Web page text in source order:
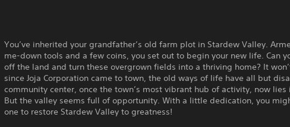
You’ve inherited your grandfather’s old farm plot in Stardew Valley.
me-down tools and a few coins, you set out to begin your new life. Can
off the land and turn these overgrown fields into a thriving home? It
since Joja Corporation came to town, the old ways of life have all but
community center, once the town’s most vibrant hub of activity, now lies
But the valley seems full of opportunity. With a little dedication, you
one to restore Stardew Valley to greatness!